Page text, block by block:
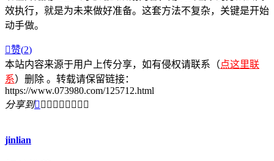
效执行，就是为未来做好准备。这套方法不复杂，关键是开始
动手做。
赞(2)
本站内容来源于用户上传分享，如有侵权请联系（点这里联
系）删除 。转载请保留链接：
https://www.073980.com/125712.html
分享到        
jinlian